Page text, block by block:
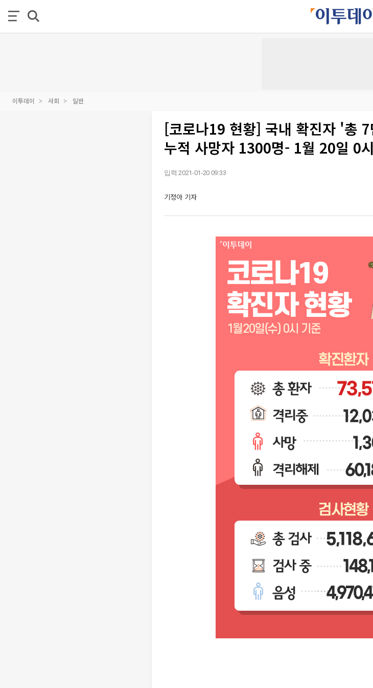
이투데이 사회 일반
[코로나19 현황] 국내 확진자 '총
누적 사망자 1300명- 1월 20일 0시
입력 2021-01-20 09:33
기정아 기자